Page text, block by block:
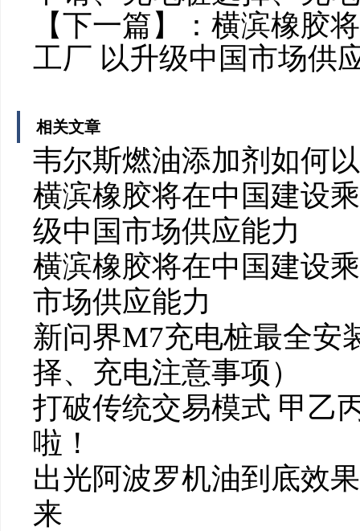
【下一篇】： 横滨橡胶
工厂 以升级中国市场供
相关文章
韦尔斯燃油添加剂如何
横滨橡胶将在中国建设
级中国市场供应能力
横滨橡胶将在中国建设
市场供应能力
新问界M7充电桩最全安
择、充电注意事项）
打破传统交易模式 甲乙
啦！
出光阿波罗机油到底效
来